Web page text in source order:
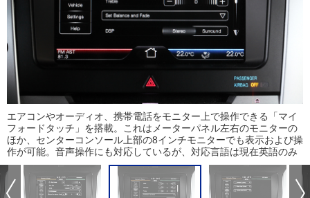
エアコンやオーディオ、携帯電話をモニター上で操作できる「マイ
フォードタッチ」を搭載。これはメーターパネル左右のモニターの
ほか、センターコンソール上部の8インチモニターでも表示および操
作が可能。音声操作にも対応しているが、対応言語は現在英語のみ